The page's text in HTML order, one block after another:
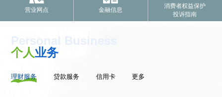
营业网点 金融信息
消费者权益保护
投诉指南
个人业务
Personal Business
理财服务 贷款服务 信用卡 更多